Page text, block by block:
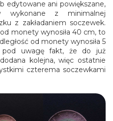
edytowane ani powiększane,
wykonane z minimalnej
z zakładaniem soczewek.
monety wynosiła 40 cm, to
od monety wynosiła 5
pod uwagę fakt, że do już
kolejna, więc ostatnie
czterema soczewkami